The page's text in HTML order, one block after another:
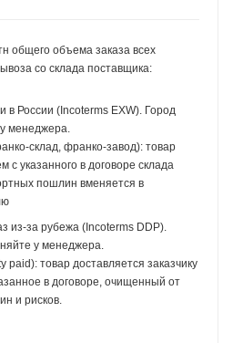
общего объема заказа всех
со склада поставщика:
в России (Incoterms EXW). Город
менеджера.
склад, франко-завод): товар
с указанного в договоре склада
пошлин вменяется в
из-за рубежа (Incoterms DDP).
у менеджера.
paid): товар доставляется заказчику
в договоре, очищенный от
и рисков.